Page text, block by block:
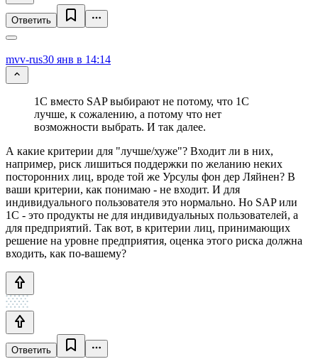
Ответить
mvv-rus30 янв в 14:14
1С вместо SAP выбирают не потому, что 1С
лучше, к сожалению, а потому что нет
возможности выбрать. И так далее.
А какие критерии для "лучше/хуже"? Входит ли в них,
например, риск лишиться поддержки по желанию неких
посторонних лиц, вроде той же Урсулы фон дер Ляйнен? В
ваши критерии, как понимаю - не входит. И для
индивидуального пользователя это нормально. Но SAP или
1С - это продукты не для индивидуальных пользователей, а
для предприятий. Так вот, в критерии лиц, принимающих
решение на уровне предприятия, оценка этого риска должна
входить, как по-вашему?
Ответить